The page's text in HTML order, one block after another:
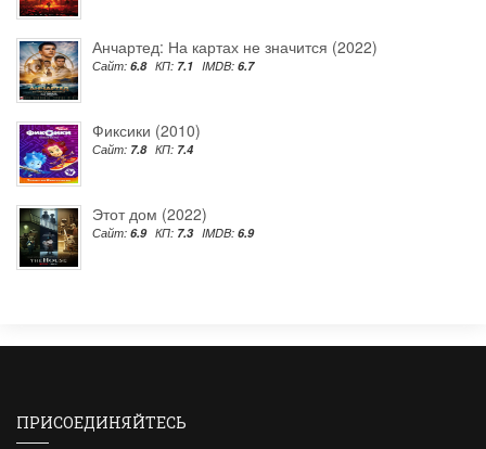
Анчартед: На картах не значится (2022)
Сайт: 6.8 КП: 7.1 IMDB: 6.7
Фиксики (2010)
Сайт: 7.8 КП: 7.4
Этот дом (2022)
Сайт: 6.9 КП: 7.3 IMDB: 6.9
ПРИСОЕДИНЯЙТЕСЬ